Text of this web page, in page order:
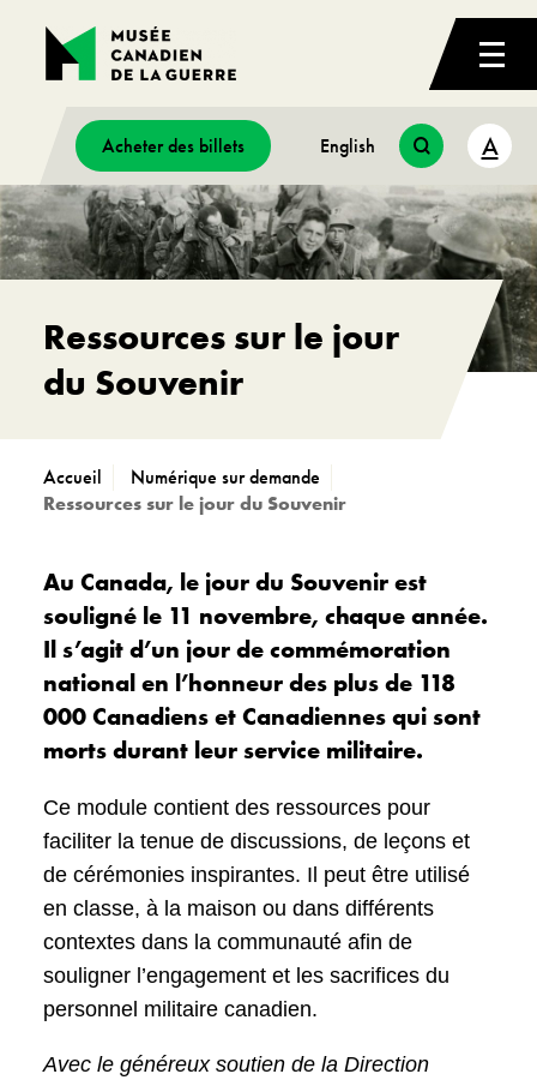
Acheter des billets English A
Ressources sur le jour
du Souvenir
Accueil
Numérique sur demande
Ressources sur le jour du Souvenir
Au Canada, le jour du Souvenir est
souligné le 11 novembre, chaque année.
Il s’agit d’un jour de commémoration
national en l’honneur des plus de 118
000 Canadiens et Canadiennes qui sont
morts durant leur service militaire.
Ce module contient des ressources pour
faciliter la tenue de discussions, de leçons et
de cérémonies inspirantes. Il peut être utilisé
en classe, à la maison ou dans différents
contextes dans la communauté afin de
souligner l’engagement et les sacrifices du
personnel militaire canadien.
Avec le généreux soutien de la Direction